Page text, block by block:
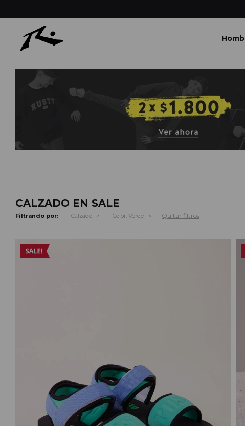
CALZADO EN SALE
Filtrando por: Calzado Color: Verde Quitar filtros